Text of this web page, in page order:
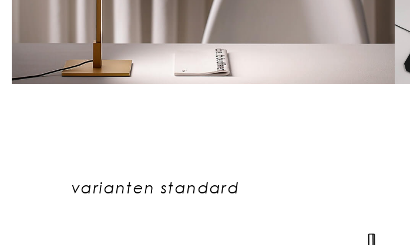
varianten standard